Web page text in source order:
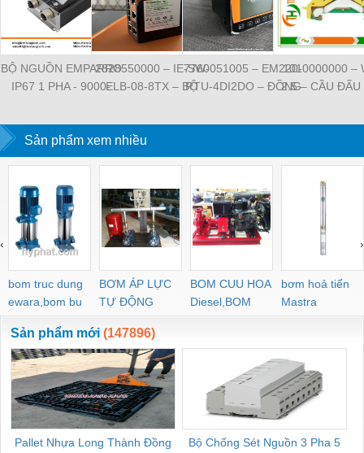
BỘ NGUỒN EMPARRO
IP67 1 PHA - 9000-
EMPARRO IP67
POWER SUPPLY 1-
PHASE
2828550000 – IE-SW-
ELB-08-8TX – BỘ
RJ45 – WEIDMULLER
7760051005 – EM220-
RTU-4DI2DO – ĐỒNG
ĐO ĐIỆN ÁP –
1010000000 –
2.5 – CẦU ĐẤU
Sản phẩm xem nhiều
bom truc dung
ewara,bom bu
ewara
BƠM ÁP LỰC
TỰ ĐỘNG
BOM CUU HOA
Diesel,BOM
CHUA CHAY
bơm hoả tiển
Mastra
‹ ›
Sản phẩm mới (147896)
Pallet Nhựa Long Thành Đồng
Bộ Chống Sét Nguồn 3 Pha 5